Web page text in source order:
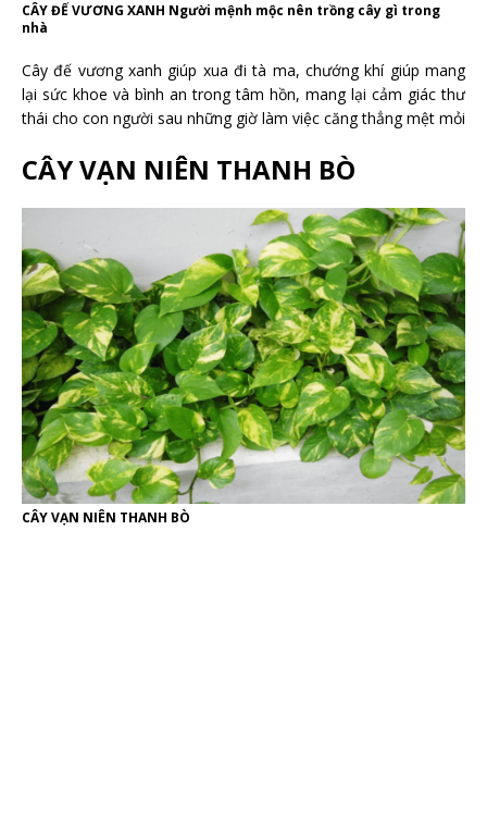
CÂY ĐẾ VƯƠNG XANH Người mệnh mộc nên trồng cây gì trong
nhà
Cây đế vương xanh giúp xua đi tà ma, chướng khí giúp mang
lại sức khoe và bình an trong tâm hồn, mang lại cảm giác thư
thái cho con người sau những giờ làm việc căng thẳng mệt mỏi
CÂY VẠN NIÊN THANH BÒ
CÂY VẠN NIÊN THANH BÒ